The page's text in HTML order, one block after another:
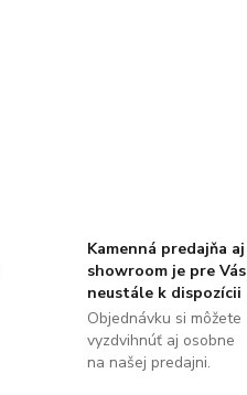
Kamenná predajňa aj
showroom je pre Vás
neustále k dispozícii
Objednávku si môžete
vyzdvihnúť aj osobne
na našej predajni.